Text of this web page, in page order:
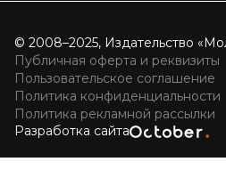
© 2008–2025, Издательство
Публичная оферта и реквизиты
Пользовательское соглашение
Политика конфиденциальности
Политика рекламной рассылки
Разработка сайта